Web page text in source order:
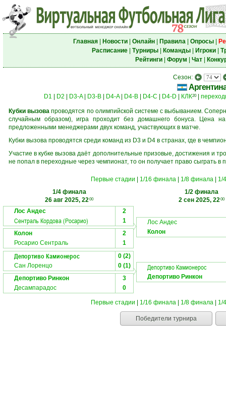
Главная| Новости| Онлайн| Правила| Опросы|
Расписание| Турниры| Команды| Игроки|
Рейтинги| Форум Чат|
Сезон:
D1 D2 D3-A| D3-B| D4-A| D4-B| D4-C D4-D КЛК20|
Кубки вызова проводятся по олимпийской системе с выбыванием.
случайным образом), игра проходит без домашнего бонуса. Цена
предложенными менеджерами двух команд, участвующих в матче.
Кубки вызова проводятся среди команд из D3 и D4 в странах, где в
Участие в кубке вызова даёт дополнительные призовые, достижения и
не попал в переходные через чемпионат, то он получает право сыграть
Первые стадии 1/16 финала| 1/8 финала|
1/
1/4 финала
26 авг 2025, 2200
1/2 финала
2 сен 2025, 2200
Лос Андес 2
Сентраль Кордова (Росарио)
1
Колон
2
Росарио Сентраль
1
Лос Андес
Колон
Депортиво Камионерос
0 (2)
Сан Лоренцо
0 (1)
Депортиво Ринкон
3
Десампарадос
0
Депортиво Камионерос
Депортиво Ринкон
Первые стадии 1/16 финала| 1/8 финала| 1/
Победители турнира